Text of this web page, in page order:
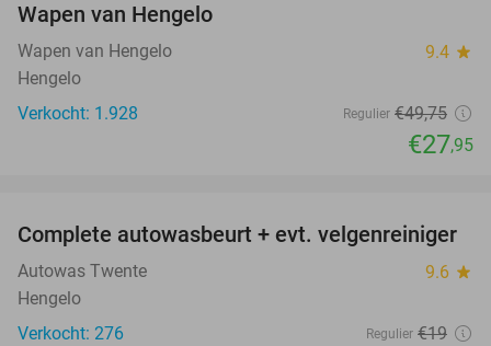
Wapen van Hengelo
Wapen van Hengelo 9.4 star
Hengelo
Verkocht: 1.928
Regulier €49,75
€27,95
42%
Complete autowasbeurt + evt. velgenreiniger
Autowas Twente 9.6 star
Hengelo
Verkocht: 276
Regulier €19